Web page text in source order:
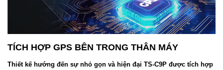
TÍCH HỢP GPS BÊN TRONG THÂN MÁY
Thiết kế hướng đến sự nhỏ gọn và hiện đại TS-C9P được tích hợp